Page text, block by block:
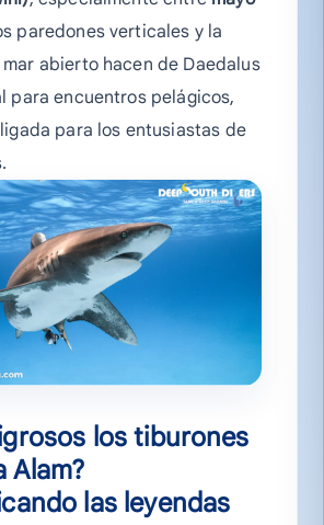
paredones verticales y la
abierto hacen de Daedalus
para encuentros pelágicos,
para los entusiastas de
los tiburones
Alam?
las leyendas